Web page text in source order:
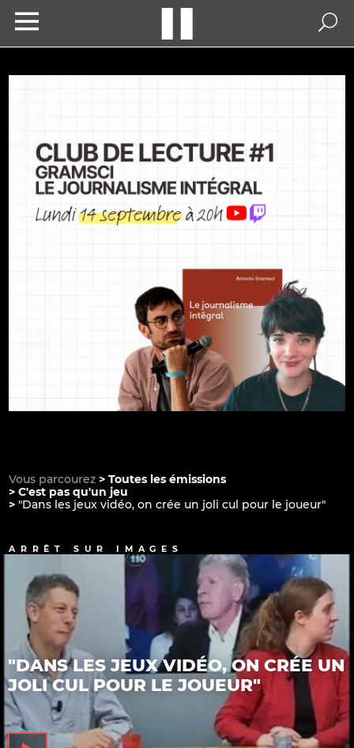
Vous parcourez
Toutes les émissions
C'est pas qu'un jeu
"Dans les jeux vidéo, on crée un joli cul pour le joueur"
ARRÊT SUR IMAGES
"DANS LES JEUX VIDÉO, ON CRÉE UN
JOLI CUL POUR LE JOUEUR"